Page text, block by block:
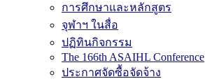
การศึกษาและหลักสูตร
จุฬาฯ ในสื่อ
ปฏิทินกิจกรรม
The 166th ASAIHL Conference
ประกาศจัดซื้อจัดจ้าง